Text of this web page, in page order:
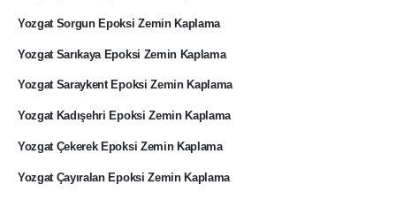
Yozgat Sorgun Epoksi Zemin Kaplama
Yozgat Sarıkaya Epoksi Zemin Kaplama
Yozgat Saraykent Epoksi Zemin Kaplama
Yozgat Kadışehri Epoksi Zemin Kaplama
Yozgat Çekerek Epoksi Zemin Kaplama
Yozgat Çayıralan Epoksi Zemin Kaplama